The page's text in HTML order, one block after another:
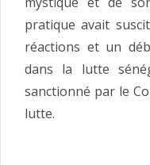
pratique avait
réactions et un
dans la lutte
sanctionné par le
lutte.